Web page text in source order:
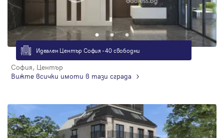
Идеален Център София - 40 свободни
София, Център
Вижте всички имоти в тази сграда